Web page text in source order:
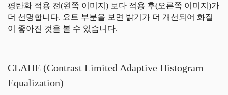
평탄화 적용 전(왼쪽 이미지) 보다 적용 후(오른쪽 이미지)가
더 선명합니다. 요트 부분을 보면 밝기가 더 개선되어 화질
이 좋아진 것을 볼 수 있습니다.
CLAHE (Contrast Limited Adaptive Histogram
Equalization)